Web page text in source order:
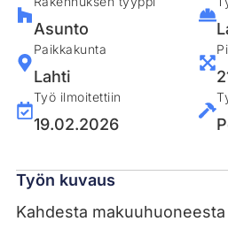
Asunto
Paikkakunta
Lahti
Työ ilmoitettiin
19.02.2026
Työn kuvaus
Kahdesta makuuhuoneesta